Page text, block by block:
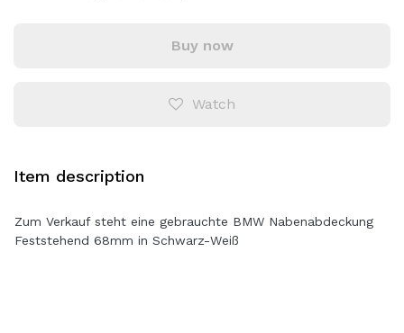
Buy now
Watch
Item description
Zum Verkauf steht eine gebrauchte BMW Nabenabdeckung
Feststehend 68mm in Schwarz-Weiß